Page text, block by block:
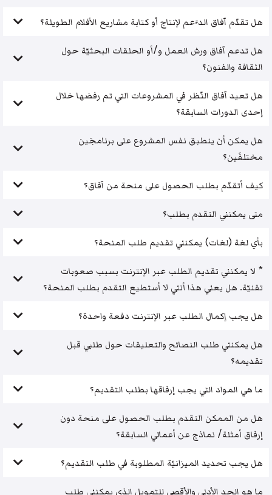
هل تقدّم آفاق الدَّعم لإنتاج أو كتابة مشاريع الأفلام الطويلة؟
هل تدعم آفاق ورش العمل و/أو الحلقات البحثيّة حول
الثقافة والفنون؟
هل تعيد آفاق النّظر في المشروعات التي تم رفضها خلال
إحدى الدورات السابقة؟
هل يمكن أن ينطبق نفس المشروع على برنامجَين
مختلفَين؟
كيف أتقدّم بطلب الحصول على منحة من آفاق؟
متى يمكنني التقدم بطلب؟
بأي لغة (لغات) يمكنني تقديم طلب المنحة؟
* لا يمكنني تقديم الطلب عبر الإنترنت بسبب صعوبات
تقنيّة. هل يعني هذا أنني لا أستطيع التقدم بطلب المنحة؟
هل يجب إكمال الطلب عبر الإنترنت دفعة واحدة؟
هل يمكنني طلب النصائح والتعليقات حول طلبي قبل
تقديمه؟
ما هي المواد التي يجب إرفاقها بطلب التقديم؟
هل من الممكن التقدم بطلب الحصول على منحة دون
إرفاق أمثلة/ نماذج عن أعمالي السابقة؟
هل يجب تحديد الميزانيّة المطلوبة في طلب التقديم؟
ما هو الحد الأدنى والأقصى للتمويل الذي يمكنني طلب